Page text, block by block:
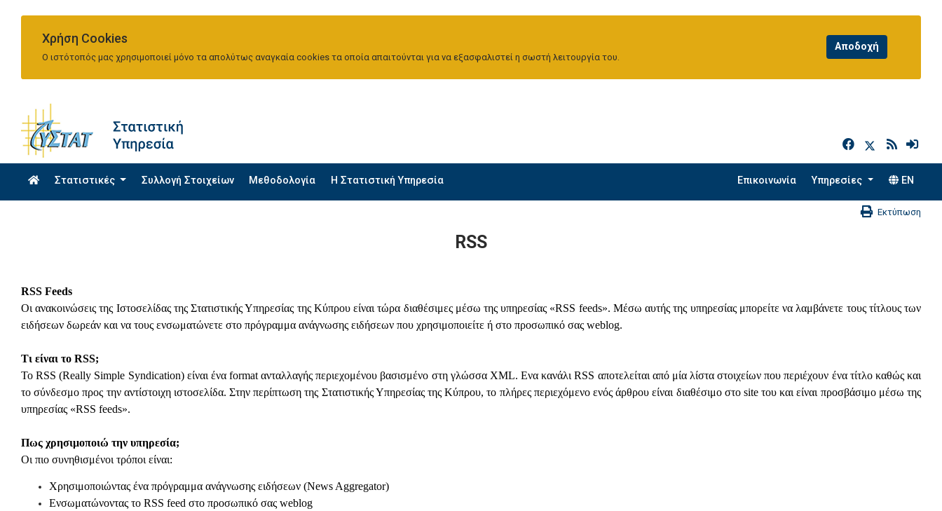
Χρήση Cookies
Ο ιστότοπός μας χρησιμοποιεί μόνο τα απολύτως αναγκαία cookies τα οποία απαιτούνται για να εξασφαλιστεί η σωστή λειτουργία του.
h
Στατιστικές Συλλογή Στοιχείων Μεθοδολογία H Στατιστική Υπηρεσία Επικοινωνία Υπηρεσίες EN
Εκτύπωση
RSS
RSS Feeds
Οι ανακοινώσεις της Ιστοσελίδας της Στατιστικής Υπηρεσίας της Κύπρου είναι τώρα διαθέσιμες μέσω της υπηρεσίας «RSS feeds». Μέσω αυτής της υπηρεσίας μπορείτε να λαμβάνετε τους τίτλους των
ειδήσεων δωρεάν και να τους ενσωματώνετε στο πρόγραμμα ανάγνωσης ειδήσεων που χρησιμοποιείτε ή στο προσωπικό σας weblog.
Τι είναι το RSS;
To RSS (Really Simple Syndication) είναι ένα format ανταλλαγής περιεχομένου βασισμένο στη γλώσσα XML. Ενα κανάλι RSS αποτελείται από μία λίστα στοιχείων που περιέχουν ένα τίτλο καθώς και
το σύνδεσμο προς την αντίστοιχη ιστοσελίδα. Στην περίπτωση της Στατιστικής Υπηρεσίας της Κύπρου, το πλήρες περιεχόμενο ενός άρθρου είναι διαθέσιμο στο site του και είναι προσβάσιμο μέσω της
υπηρεσίας «RSS feeds».
Πως χρησιμοποιώ την υπηρεσία;
Οι πιο συνηθισμένοι τρόποι είναι:
Χρησιμοποιώντας ένα πρόγραμμα ανάγνωσης ειδήσεων (News Aggregator)
Ενσωματώνοντας το RSS feed στο προσωπικό σας weblog